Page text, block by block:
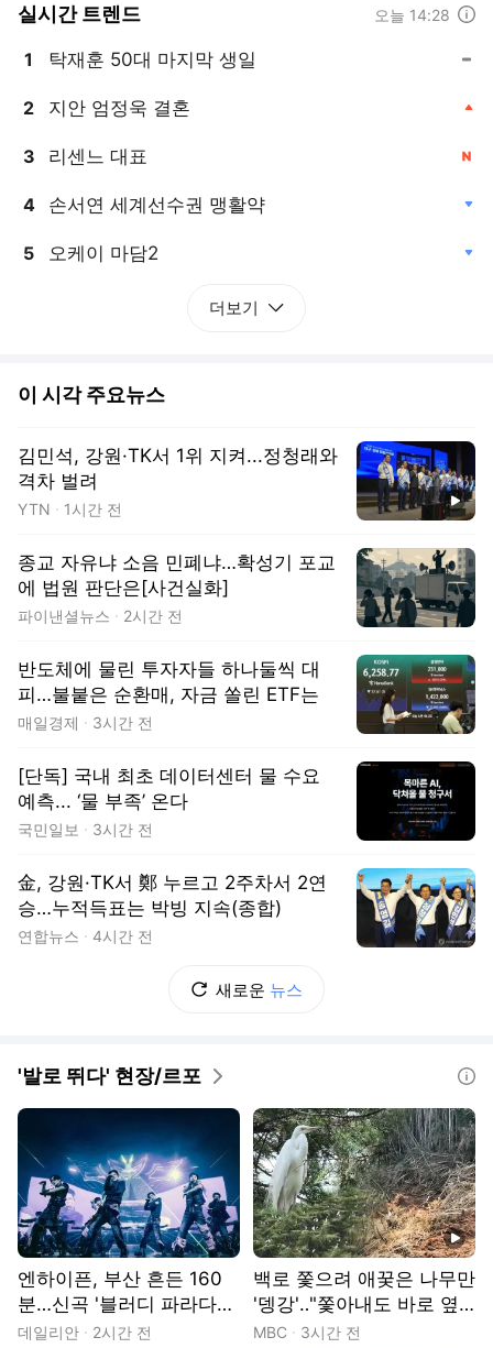
실시간 트렌드 오늘 14:28
1 탁재훈 50대 마지막 생일
2 지안 엄정욱 결혼
3 리센느 대표
4 손서연 세계선수권 맹활약
5 오케이 마담2
더보기
이 시각 주요뉴스
김민석, 강원·TK서 1위 지켜...정청래와
격차 벌려
YTN 1시간 전
종교 자유냐 소음 민폐냐…확성기 포교
에 법원 판단은[사건실화]
파이낸셜뉴스 2시간 전
반도체에 물린 투자자들 하나둘씩 대
피…불붙은 순환매, 자금 쏠린 ETF는
매일경제 3시간 전
[단독] 국내 최초 데이터센터 물 수요
예측... ‘물 부족’ 온다
국민일보 3시간 전
金, 강원·TK서 鄭 누르고 2주차서 2연
승…누적득표는 박빙 지속(종합)
연합뉴스 4시간 전
새로운 뉴스
'발로 뛰다' 현장/르포
엔하이픈, 부산 흔든 160
분…신곡 '블러디 파라다이
스'로 이어간 피의 서사[현
데일리안 2시간 전
백로 쫓으려 애꿎은 나무만
'뎅강'‥"쫓아내도 바로 옆
인데‥"
MBC 3시간 전